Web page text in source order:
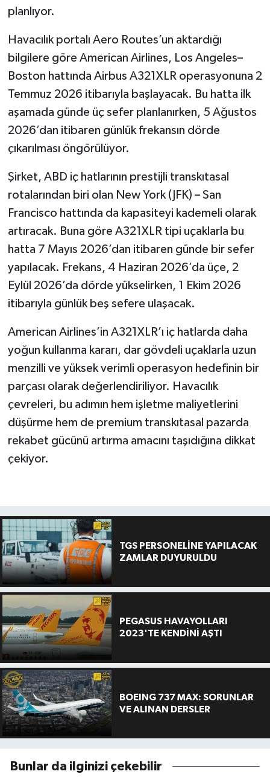
planlıyor.
Havacılık portalı Aero Routes’un aktardığı
bilgilere göre American Airlines, Los Angeles–
Boston hattında Airbus A321XLR operasyonuna 2
Temmuz 2026 itibarıyla başlayacak. Bu hatta ilk
aşamada günde üç sefer planlanırken, 5 Ağustos
2026’dan itibaren günlük frekansın dörde
çıkarılması öngörülüyor.
Şirket, ABD iç hatlarının prestijli transkıtasal
rotalarından biri olan New York (JFK) – San
Francisco hattında da kapasiteyi kademeli olarak
artıracak. Buna göre A321XLR tipi uçaklarla bu
hatta 7 Mayıs 2026’dan itibaren günde bir sefer
yapılacak. Frekans, 4 Haziran 2026’da üçe, 2
Eylül 2026’da dörde yükselirken, 1 Ekim 2026
itibarıyla günlük beş sefere ulaşacak.
American Airlines’in A321XLR’ı iç hatlarda daha
yoğun kullanma kararı, dar gövdeli uçaklarla uzun
menzilli ve yüksek verimli operasyon hedefinin bir
parçası olarak değerlendiriliyor. Havacılık
çevreleri, bu adımın hem işletme maliyetlerini
düşürme hem de premium transkıtasal pazarda
rekabet gücünü artırma amacını taşıdığına dikkat
çekiyor.
TGS PERSONELİNE YAPILACAK
ZAMLAR DUYURULDU
PEGASUS HAVAYOLLARI
2023'TE KENDİNİ AŞTI
BOEING 737 MAX: SORUNLAR
VE ALINAN DERSLER
Bunlar da ilginizi çekebilir